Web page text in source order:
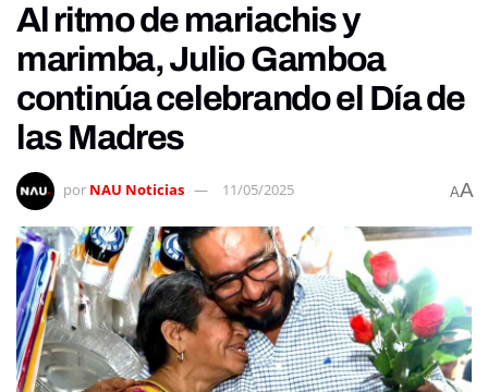
Al ritmo de mariachis y
marimba, Julio Gamboa
continúa celebrando el Día de
las Madres
por NAU Noticias 11/05/2025 AA